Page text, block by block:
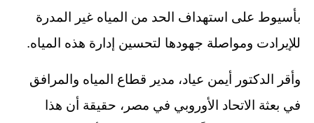
بأسيوط على استهداف الحد من المياه غير المدرة
للإيرادت ومواصلة جهودها لتحسين إدارة هذه المياه.
وأقر الدكتور أيمن عياد، مدير قطاع المياه والمرافق
في بعثة الاتحاد الأوروبي في مصر، حقيقة أن هذا